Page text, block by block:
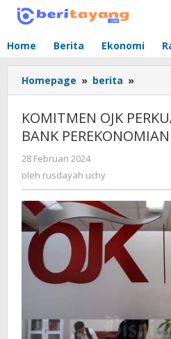
Lewati
Home Berita Ekonomi
Homepage » berita »
OJK
BANK
KOMITMEN OJK
BANK
28 Februari 2024
rusdayah
uchy
oleh rusdayah uchy